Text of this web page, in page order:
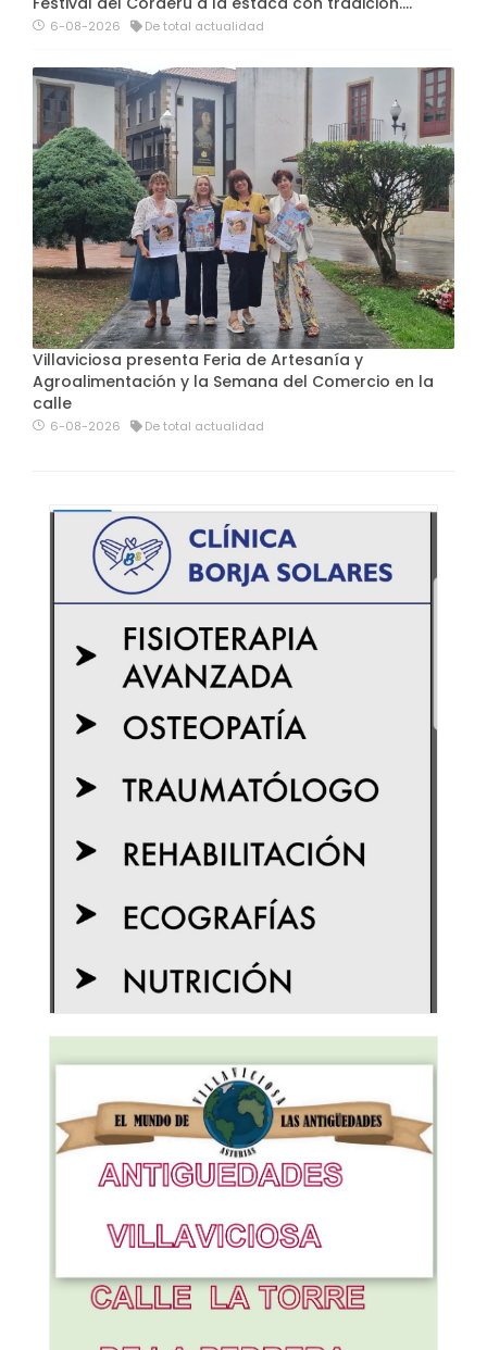
6-08-2026 De total actualidad
Villaviciosa presenta Feria de Artesanía y
Agroalimentación y la Semana del Comercio en la
calle
6-08-2026 De total actualidad